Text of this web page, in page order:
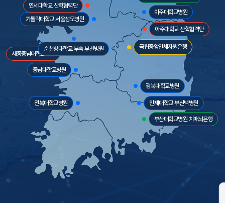
아주대학교병원
아주대학교 산학협력단
국립중앙인체자원은행
경북대학교병원
인제대학교 부산백병원
부산대학교병원 치매뇌은행
전북대학교병원
충남대학교병원
세종충남대학교병원
순천향대학교 부속 부천병원
가톨릭대학교 서울성모병원
연세대학교 산학협력단